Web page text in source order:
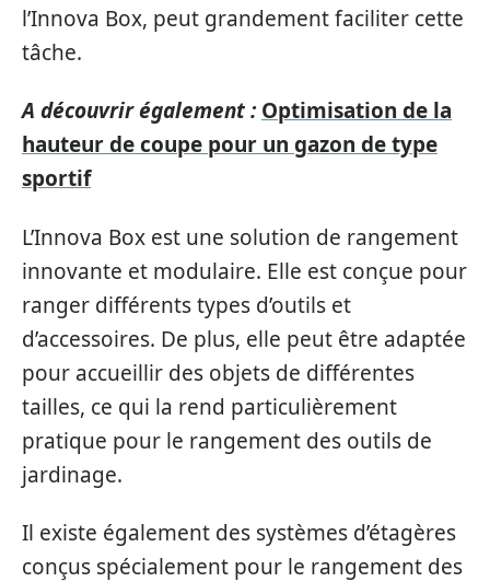
l’Innova Box, peut grandement faciliter cette
tâche.
A découvrir également : Optimisation de la
hauteur de coupe pour un gazon de type
sportif
L’Innova Box est une solution de rangement
innovante et modulaire. Elle est conçue pour
ranger différents types d’outils et
d’accessoires. De plus, elle peut être adaptée
pour accueillir des objets de différentes
tailles, ce qui la rend particulièrement
pratique pour le rangement des outils de
jardinage.
Il existe également des systèmes d’étagères
conçus spécialement pour le rangement des